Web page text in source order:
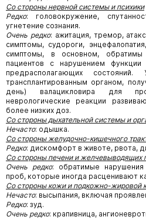
Со стороны нервной системы и психики
Редко: головокружение,
угнетение сознания.
Очень редко: ажитация, тремор,
симптомы, судороги,
симптомы, в основном,
пациентов с нарушением
предрасполагающих
трансплантированным органом,
день) валацикловира для
неврологические реакции
более низких доз.
Со стороны дыхательной системы и
Нечасто: одышка.
Со стороны желудочно-кишечного
Редко: дискомфорт в животе, рвота,
Со стороны печени и желчевыводящих
Очень редко: обратимые нарушения
проб, которые иногда расценивают
Со стороны кожи и подкожно-жировой
Нечасто: высыпания, включая
Редко: зуд.
Очень редко: крапивница,